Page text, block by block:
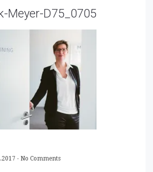
Meyer-D75_0705
- No Comments